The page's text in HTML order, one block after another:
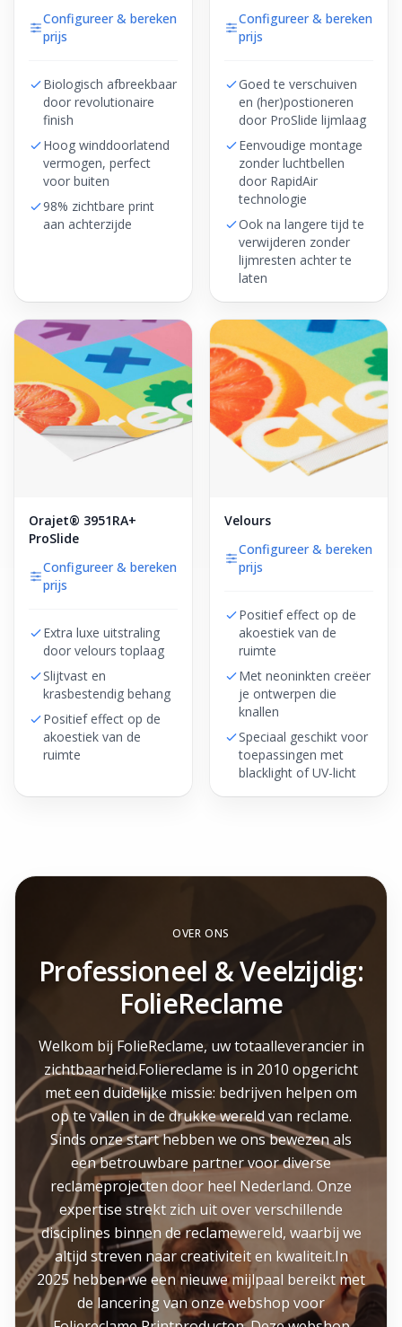
Configureer & bereken
prijs
Biologisch afbreekbaar
door revolutionaire
finish
Hoog winddoorlatend
vermogen, perfect
voor buiten
98% zichtbare print
aan achterzijde
Configureer & bereken
prijs
Goed te verschuiven
en (her)postioneren
door ProSlide lijmlaag
Eenvoudige montage
zonder luchtbellen
door RapidAir
technologie
Ook na langere tijd te
verwijderen zonder
lijmresten achter te
laten
Orajet® 3951RA+
ProSlide
Configureer & bereken
prijs
Extra luxe uitstraling
door velours toplaag
Slijtvast en
krasbestendig behang
Positief effect op de
akoestiek van de
ruimte
Velours
Configureer & bereken
prijs
Positief effect op de
akoestiek van de
ruimte
Met neoninkten creëer
je ontwerpen die
knallen
Speciaal geschikt voor
toepassingen met
blacklight of UV-licht
OVER ONS
Professioneel & Veelzijdig:
FolieReclame
Welkom bij FolieReclame, uw totaalleverancier in
zichtbaarheid.Foliereclame is in 2010 opgericht
met een duidelijke missie: bedrijven helpen om
op te vallen in de drukke wereld van reclame.
Sinds onze start hebben we ons bewezen als
een betrouwbare partner voor diverse
reclameprojecten door heel Nederland. Onze
expertise strekt zich uit over verschillende
disciplines binnen de reclamewereld, waarbij we
altijd streven naar creativiteit en kwaliteit.In
2025 hebben we een nieuwe mijlpaal bereikt met
de lancering van onze webshop voor